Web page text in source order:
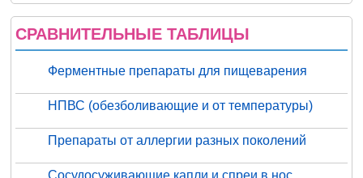
СРАВНИТЕЛЬНЫЕ ТАБЛИЦЫ
Ферментные препараты для пищеварения
НПВС (обезболивающие и от температуры)
Препараты от аллергии разных поколений
Сосудосуживающие капли и спреи в нос